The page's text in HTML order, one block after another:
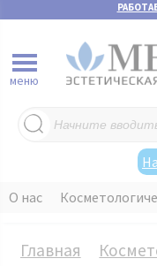
Поиск
товаров
меню
О нас
Главная